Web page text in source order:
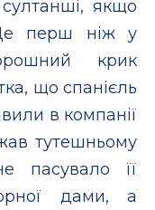
якщо
Ще перш ніж у
крик
що спанієль
в компанії
тутешньому
пасувало її
дами, а